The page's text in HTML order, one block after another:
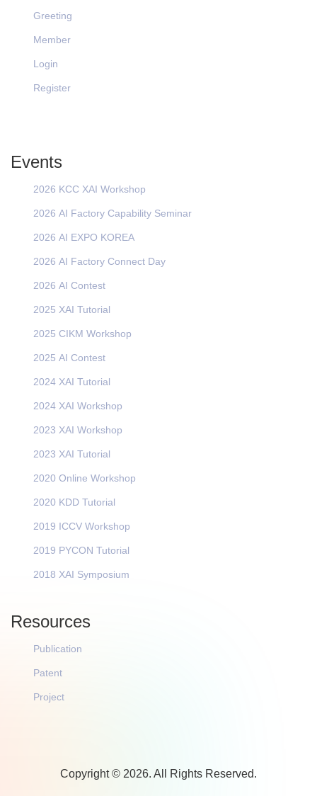
Greeting
Member
Login
Register
Events
2026 KCC XAI Workshop
2026 AI Factory Capability Seminar
2026 AI EXPO KOREA
2026 AI Factory Connect Day
2026 AI Contest
2025 XAI Tutorial
2025 CIKM Workshop
2025 AI Contest
2024 XAI Tutorial
2024 XAI Workshop
2023 XAI Workshop
2023 XAI Tutorial
2020 Online Workshop
2020 KDD Tutorial
2019 ICCV Workshop
2019 PYCON Tutorial
2018 XAI Symposium
Resources
Publication
Patent
Project
Copyright © 2026. All Rights Reserved.